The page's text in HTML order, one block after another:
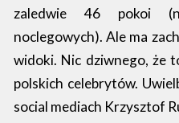
zaledwie 46 pokoi
noclegowych). Ale ma
widoki. Nic dziwnego, że
polskich celebrytów.
social mediach Krzysztof